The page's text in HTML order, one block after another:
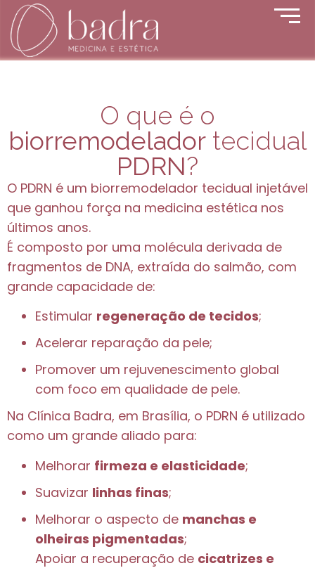
O que é o
biorremodelador tecidual
PDRN?
O PDRN é um biorremodelador tecidual injetável
que ganhou força na medicina estética nos
últimos anos.
É composto por uma molécula derivada de
fragmentos de DNA, extraída do salmão, com
grande capacidade de:
Estimular regeneração de tecidos;
Acelerar reparação da pele;
Promover um rejuvenescimento global
com foco em qualidade de pele.
Na Clínica Badra, em Brasília, o PDRN é utilizado
como um grande aliado para:
Melhorar firmeza e elasticidade;
Suavizar linhas finas;
Melhorar o aspecto de manchas e
olheiras pigmentadas;
Apoiar a recuperação de cicatrizes e